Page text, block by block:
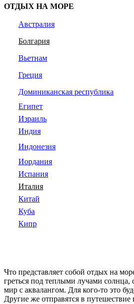
ОТДЫХ НА МОРЕ
Австралия
Болгария
Вьетнам
Греция
Доминиканская республика
Египет
Израиль
Индия
Индонезия
Иордания
Испания
Италия
Китай
Куба
Кипр
Что представляет собой отдых на
греться под теплыми лучами
мир с аквалангом. Для кого-то это
Другие же отправятся в